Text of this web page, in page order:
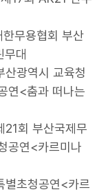
무용협회 부산
무대
광역시 교육청
연<춤과 떠나는
회 부산국제무
공연<카르미나
초청공연<카르